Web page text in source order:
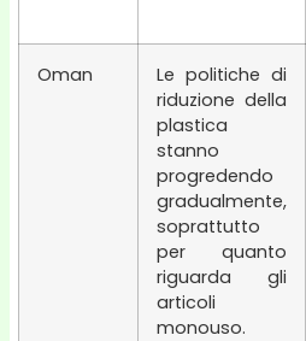
Oman
Le politiche di
riduzione della
plastica
stanno
progredendo
gradualmente,
soprattutto
per quanto
riguarda gli
articoli
monouso.